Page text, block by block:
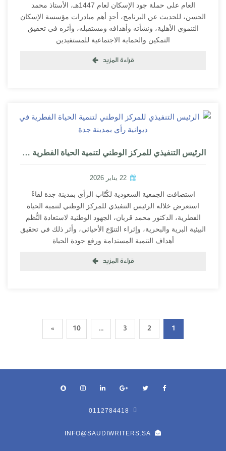
العام على حملة جود الإسكان لعام 1447هـ، الأستاذ محمد
الحسن، للحديث عن البرنامج، أحدِ أهم مبادرات مؤسسة الإسكان
التنموي الأهلية، ونشأته وأهدافه ومستقبله، وأثره في تحقيق
التمكين والحماية الاجتماعية للمستفيدين
قراءة المزيد
الرئيس التنفيذي للمركز الوطني لتنمية الحياة الفطرية في ديوانية رأي بمدينة جدة
22 يناير 2026
استضافت الجمعية السعودية لكُتّاب الرأي بمدينة جدة لقاءً
استعرض خلاله الرئيس التنفيذي للمركز الوطني لتنمية الحياة
الفطرية، الدكتور محمد قربان، الجهود الوطنية لاستعادة النُّظم
البيئية البرية والبحرية، وإثراء التنوّع الأحيائي، وأثر ذلك في تحقيق
أهداف التنمية المستدامة ورفع جودة الحياة
قراءة المزيد
1
2
3
…
10
»
0112784418
INFO@SAUDIWRITERS.SA